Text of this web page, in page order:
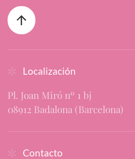
Localización
Pl. Joan Miró nº 1 bj
08912 Badalona (Barcelona)
Contacto